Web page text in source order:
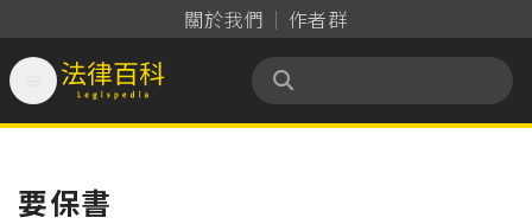
關於我們 作者群
法律百科 Legispedia
要保書